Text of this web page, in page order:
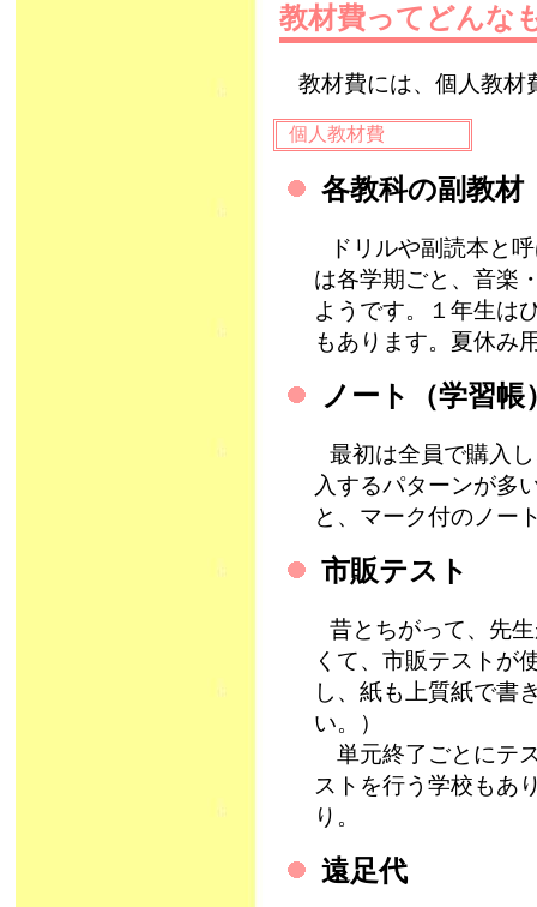
教材費ってどん
教材費には、個人教材
個人教材費
各教科の副教
ドリルや副読本と
は各学期ごと、音楽
ようです。１年生は
もあります。夏休み
ノート（学習帳
最初は全員で購入
入するパターンが多
と、マーク付のノー
市販テスト
昔とちがって、先
くて、市販テストが
し、紙も上質紙で書
い。）
単元終了ごとにテ
ストを行う学校もあ
り。
遠足代